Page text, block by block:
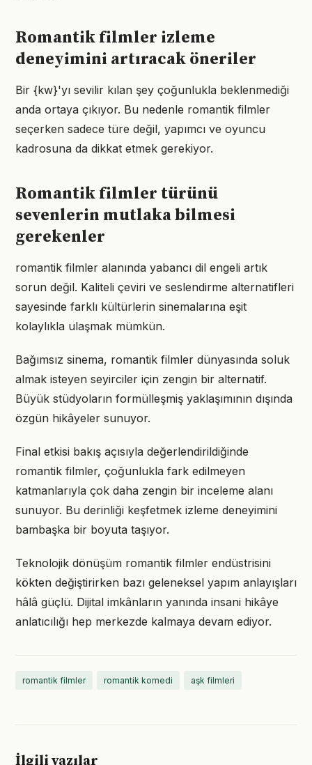
Romantik filmler izleme
deneyimini artıracak öneriler
Bir {kw}'yı sevilir kılan şey çoğunlukla beklenmediği
anda ortaya çıkıyor. Bu nedenle romantik filmler
seçerken sadece türe değil, yapımcı ve oyuncu
kadrosuna da dikkat etmek gerekiyor.
Romantik filmler türünü
sevenlerin mutlaka bilmesi
gerekenler
romantik filmler alanında yabancı dil engeli artık
sorun değil. Kaliteli çeviri ve seslendirme alternatifleri
sayesinde farklı kültürlerin sinemalarına eşit
kolaylıkla ulaşmak mümkün.
Bağımsız sinema, romantik filmler dünyasında soluk
almak isteyen seyirciler için zengin bir alternatif.
Büyük stüdyoların formülleşmiş yaklaşımının dışında
özgün hikâyeler sunuyor.
Final etkisi bakış açısıyla değerlendirildiğinde
romantik filmler, çoğunlukla fark edilmeyen
katmanlarıyla çok daha zengin bir inceleme alanı
sunuyor. Bu derinliği keşfetmek izleme deneyimini
bambaşka bir boyuta taşıyor.
Teknolojik dönüşüm romantik filmler endüstrisini
kökten değiştirirken bazı geleneksel yapım anlayışları
hâlâ güçlü. Dijital imkânların yanında insani hikâye
anlatıcılığı hep merkezde kalmaya devam ediyor.
romantik filmler romantik komedi aşk filmleri
İlgili yazılar